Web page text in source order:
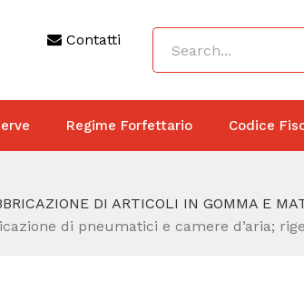
Contatti
Regime Forfettario Codice
DI ARTICOLI IN GOMMA E
di pneumatici e camere d’aria;